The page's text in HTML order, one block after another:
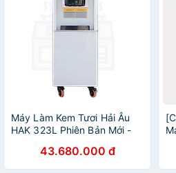
Máy Làm Kem Tươi Hải Âu
HAK 323L Phiên Bản Mới -
43.680.000 đ